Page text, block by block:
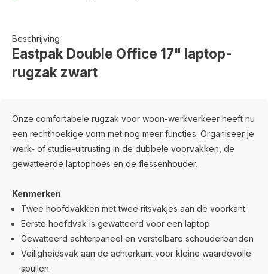
Beschrijving
Eastpak Double Office 17" laptop-
rugzak zwart
Onze comfortabele rugzak voor woon-werkverkeer heeft nu
een rechthoekige vorm met nog meer functies. Organiseer je
werk- of studie-uitrusting in de dubbele voorvakken, de
gewatteerde laptophoes en de flessenhouder.
Kenmerken
Twee hoofdvakken met twee ritsvakjes aan de voorkant
Eerste hoofdvak is gewatteerd voor een laptop
Gewatteerd achterpaneel en verstelbare schouderbanden
Veiligheidsvak aan de achterkant voor kleine waardevolle
spullen